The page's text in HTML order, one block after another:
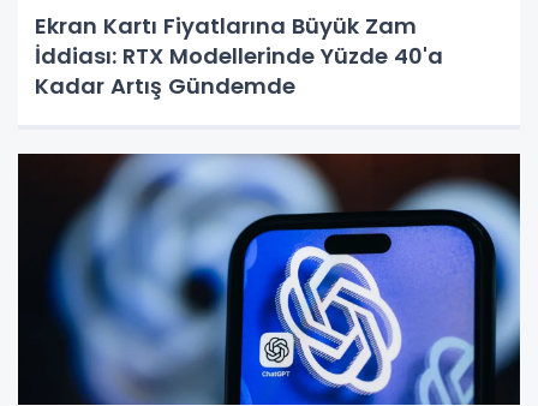
Ekran Kartı Fiyatlarına Büyük Zam
İddiası: RTX Modellerinde Yüzde 40'a
Kadar Artış Gündemde